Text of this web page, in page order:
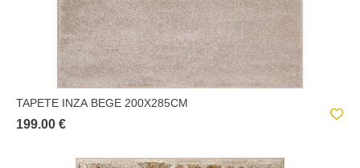
TAPETE INZA BEGE 200X285CM
199.00 €